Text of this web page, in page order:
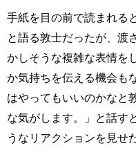
手紙を目の前で読まれる
と語る敦士だったが、渡
かしそうな複雑な表情を
か気持ちを伝える機会も
はやってもいいのかなと
な気がします。」と話す
うなリアクションを見せた